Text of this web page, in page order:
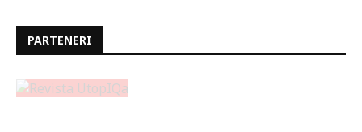
PARTENERI